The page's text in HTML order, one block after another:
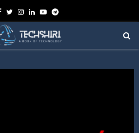
Facebook
TwitterInstagram
Linkedin
YoutubeTelegram